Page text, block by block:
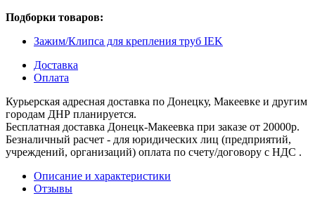
Подборки товаров:
Зажим/Клипса для крепления труб IEK
Доставка
Оплата
Курьерская адресная доставка по Донецку, Макеевке и другим
городам ДНР планируется.
Бесплатная доставка Донецк-Макеевка при заказе от 20000р.
Безналичный расчет - для юридических лиц (предприятий,
учреждений, организаций) оплата по счету/договору с НДС .
Описание и характеристики
Отзывы